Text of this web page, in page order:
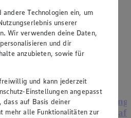
08.08.2026.
& Co. KG, Westerwieher Str. 33,
Frischer Pizzateig
andere Technologien ein, um
unserer
Wir verwenden deine Daten,
und dir
anzubieten, sowie für
und kann jederzeit
Einstellungen angepasst
auf Basis deiner
mehr alle Funktionalitäten zur